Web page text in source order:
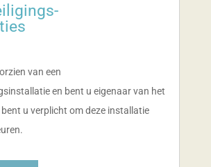
van een
en bent u eigenaar van het
u verplicht om deze installatie